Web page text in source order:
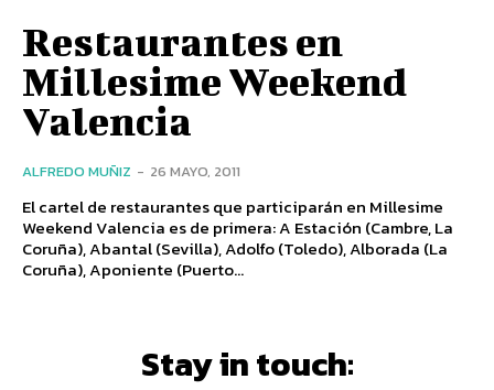
Restaurantes en
Millesime Weekend
Valencia
ALFREDO MUÑIZ - 26 MAYO, 2011
El cartel de restaurantes que participarán en Millesime
Weekend Valencia es de primera: A Estación (Cambre, La
Coruña), Abantal (Sevilla), Adolfo (Toledo), Alborada (La
Coruña), Aponiente (Puerto...
Stay in touch: